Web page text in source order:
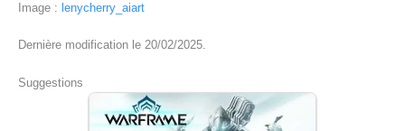
Image : lenycherry_aiart
Dernière modification le 20/02/2025.
Suggestions